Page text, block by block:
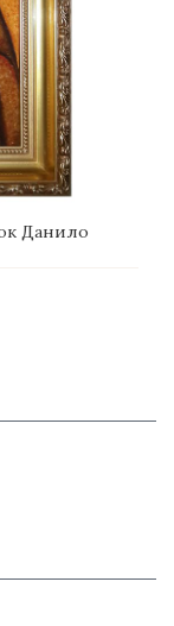
Данило